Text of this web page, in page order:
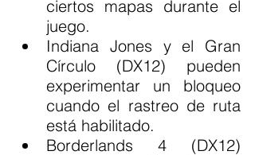
ciertos mapas durante el
juego.
Indiana Jones y el Gran
Círculo (DX12) pueden
experimentar un bloqueo
cuando el rastreo de ruta
está habilitado.
Borderlands 4 (DX12)